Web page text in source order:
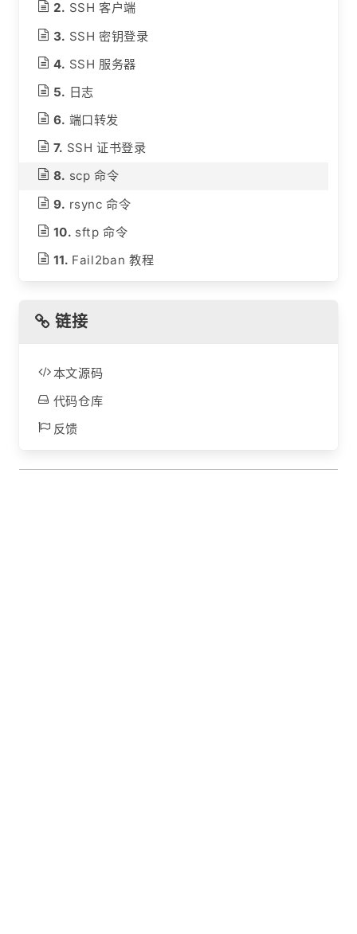
SSH 客户端
SSH 密钥登录
SSH 服务器
日志
端口转发
SSH 证书登录
scp 命令
rsync 命令
sftp 命令
Fail2ban 教程
链接
本文源码
代码仓库
反馈